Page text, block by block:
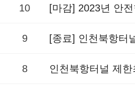
10 [마감] 2023년 안
9 [종료] 인천북항터
8 인천북항터널 제